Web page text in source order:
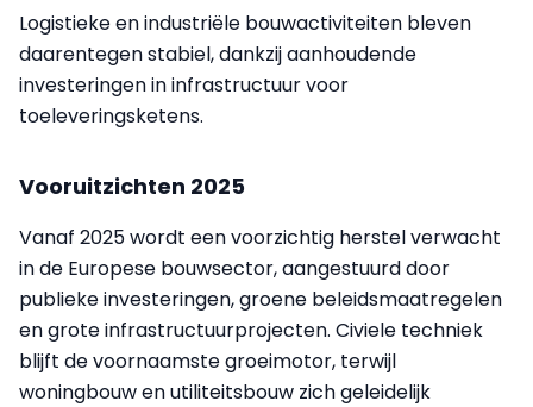
Logistieke en industriële bouwactiviteiten bleven
daarentegen stabiel, dankzij aanhoudende
investeringen in infrastructuur voor
toeleveringsketens.
Vooruitzichten 2025
Vanaf 2025 wordt een voorzichtig herstel verwacht
in de Europese bouwsector, aangestuurd door
publieke investeringen, groene beleidsmaatregelen
en grote infrastructuurprojecten. Civiele techniek
blijft de voornaamste groeimotor, terwijl
woningbouw en utiliteitsbouw zich geleidelijk